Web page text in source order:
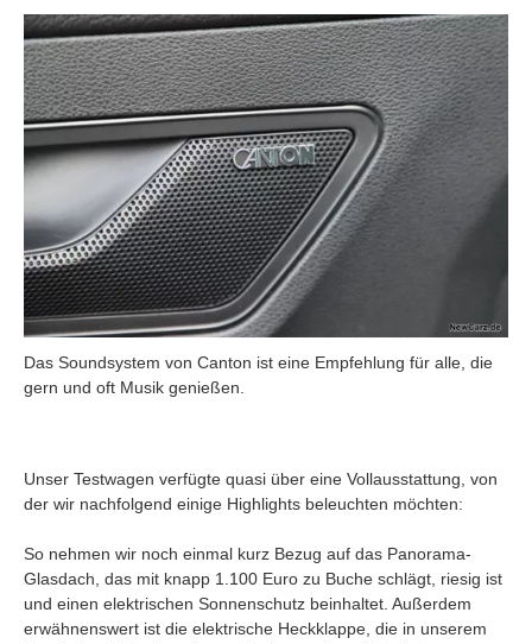
Das Soundsystem von Canton ist eine Empfehlung für alle, die
gern und oft Musik genießen.
Unser Testwagen verfügte quasi über eine Vollausstattung, von
der wir nachfolgend einige Highlights beleuchten möchten:
So nehmen wir noch einmal kurz Bezug auf das Panorama-
Glasdach, das mit knapp 1.100 Euro zu Buche schlägt, riesig ist
und einen elektrischen Sonnenschutz beinhaltet. Außerdem
erwähnenswert ist die elektrische Heckklappe, die in unserem